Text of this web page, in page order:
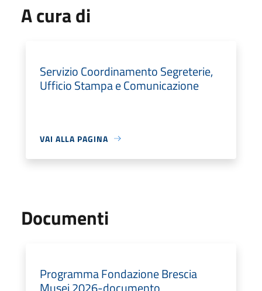
A cura di
Servizio Coordinamento Segreterie,
Ufficio Stampa e Comunicazione
VAI ALLA PAGINA
Documenti
Programma Fondazione Brescia